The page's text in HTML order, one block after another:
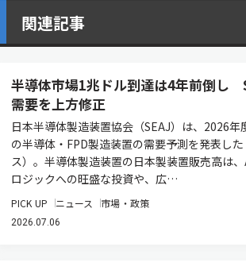
関連記事
半導体市場1兆ドル到達は4年前倒し
需要を上方修正
日本半導体製造装置協会（SEAJ）は、2026
の半導体・FPD製造装置の需要予測を発表し
ス）。半導体製造装置の日本製装置販売高は
ロジックへの旺盛な投資や、広…
PICK UP ニュース 市場・政策
2026.07.06